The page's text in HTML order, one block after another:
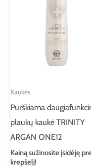
Kaukės
Purškiama
plaukų kaukė TRINITY
ARGAN ONE12
Kainą sužinosite įsidėję
krepšelį!